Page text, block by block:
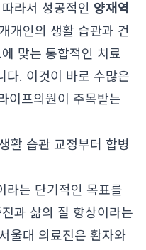
라서 성공적인 양재역
개인의 생활 습관과 건
맞는 통합적인 치료
다. 이것이 바로 수많은
이프의원이 주목받는
활 습관 교정부터 합병
라는 단기적인 목표를
과 삶의 질 향상이라는
울대 의료진은 환자와